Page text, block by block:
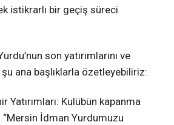
istikrarlı bir geçiş süreci
son yatırımlarını ve
ana başlıklarla özetleyebiliriz:
Yatırımları: Kulübün kapanma
“Mersin İdman Yurdumuzu